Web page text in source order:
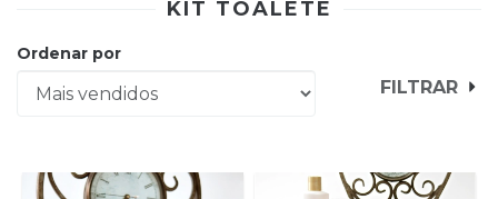
KIT TOALETE
Ordenar por
FILTRAR